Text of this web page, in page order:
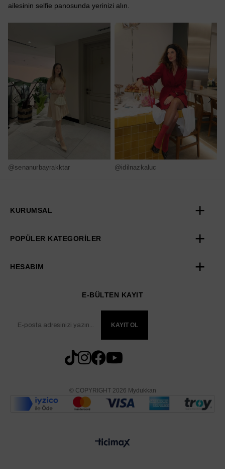
ailesinin selfie panosunda yerinizi alın.
@senanurbayrakktar @idilnazkaluc
KURUMSAL
POPÜLER KATEGORİLER
HESABIM
E-BÜLTEN KAYIT
KAYIT OL
© COPYRIGHT 2026 Mydukkan